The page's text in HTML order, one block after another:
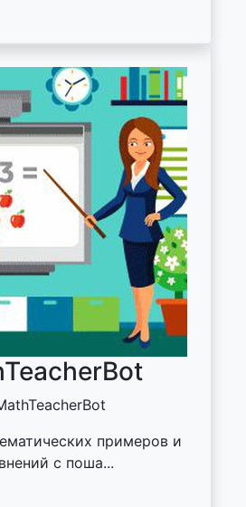
примеров и
с поша...